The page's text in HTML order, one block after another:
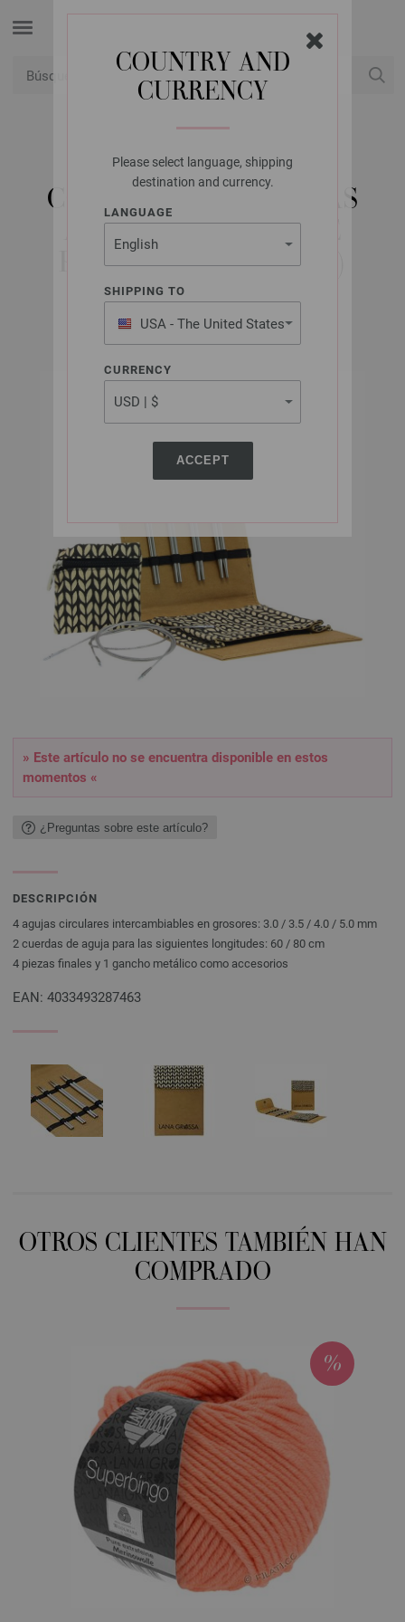
COUNTRY AND
CURRENCY
Please select language, shipping
destination and currency.
LANGUAGE
SHIPPING TO
USA - The United States
of America
CURRENCY
ACCEPT
LANA GROSSA
CONJUNTO DE AGUJAS
ACERO INOXIDABLE
PEQUEÑO (MARRÓN)
» Este artículo no se encuentra disponible en estos
momentos «
¿Preguntas sobre este artículo?
DESCRIPCIÓN
4 agujas circulares intercambiables en grosores: 3.0 / 3.5 / 4.0 / 5.0 mm
2 cuerdas de aguja para las siguientes longitudes: 60 / 80 cm
4 piezas finales y 1 gancho metálico como accesorios
EAN: 4033493287463
OTROS CLIENTES TAMBIÉN HAN
COMPRADO